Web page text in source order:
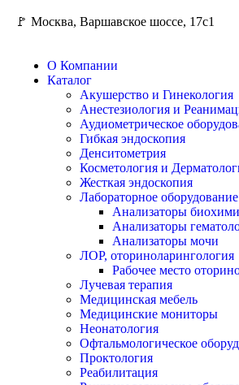
🚩 Москва, Варшавское шоссе, 17с1
О Компании
Каталог
Акушерство и Гинекология
Анестезиология и
Аудиометрическое
Гибкая эндоскопия
Денситометрия
Косметология и
Жесткая эндоскопия
Лабораторное оборудование
Анализаторы
Анализаторы
Анализаторы мочи
ЛОР, оториноларингология
Рабочее место
Лучевая терапия
Медицинская мебель
Медицинские мониторы
Неонатология
Офтальмологическое
Проктология
Реабилитация